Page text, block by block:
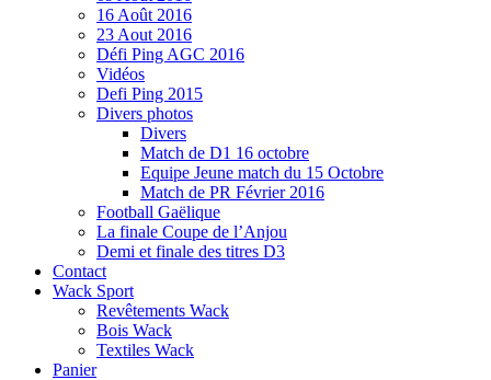
16 Août 2016
23 Aout 2016
Défi Ping AGC 2016
Vidéos
Defi Ping 2015
Divers photos
Divers
Match de D1 16 octobre
Equipe Jeune match du 15 Octobre
Match de PR Février 2016
Football Gaëlique
La finale Coupe de l’Anjou
Demi et finale des titres D3
Contact
Wack Sport
Revêtements Wack
Bois Wack
Textiles Wack
Panier